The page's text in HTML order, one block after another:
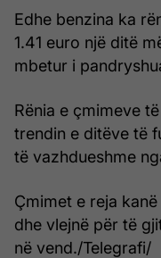
Edhe benzina ka
1.41 euro një ditë
mbetur i
Rënia e çmimeve
trendin e ditëve të
të vazhdueshme
Çmimet e reja
dhe vlejnë për të
në vend./Telegrafi/